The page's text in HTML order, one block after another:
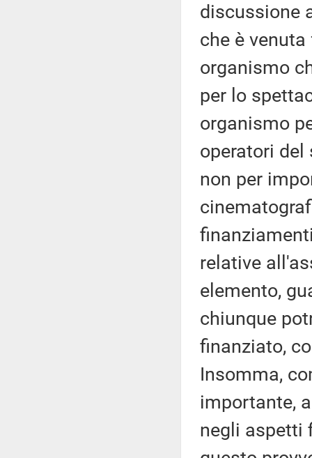
discussione
che è
organismo
per lo
organismo
operatori del
non per
relative
elemento,
chiunque
finanziato,
Insomma,
importante,
negli aspetti